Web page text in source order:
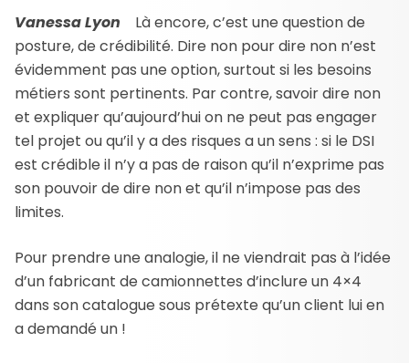
Vanessa Lyon Là encore, c’est une question de
posture, de crédibilité. Dire non pour dire non n’est
évidemment pas une option, surtout si les besoins
métiers sont pertinents. Par contre, savoir dire non
et expliquer qu’aujourd’hui on ne peut pas engager
tel projet ou qu’il y a des risques a un sens : si le DSI
est crédible il n’y a pas de raison qu’il n’exprime pas
son pouvoir de dire non et qu’il n’impose pas des
limites.
Pour prendre une analogie, il ne viendrait pas à l’idée
d’un fabricant de camionnettes d’inclure un 4×4
dans son catalogue sous prétexte qu’un client lui en
a demandé un !